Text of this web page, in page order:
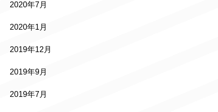
2020年7月
2020年1月
2019年12月
2019年9月
2019年7月